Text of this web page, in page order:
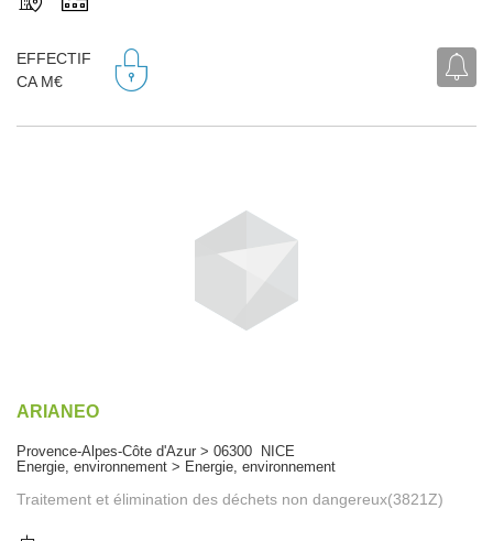
EFFECTIF
CA M€
ARIANEO
Provence-Alpes-Côte d'Azur > 06300 NICE
Energie, environnement > Energie, environnement
Traitement et élimination des déchets non dangereux(3821Z)